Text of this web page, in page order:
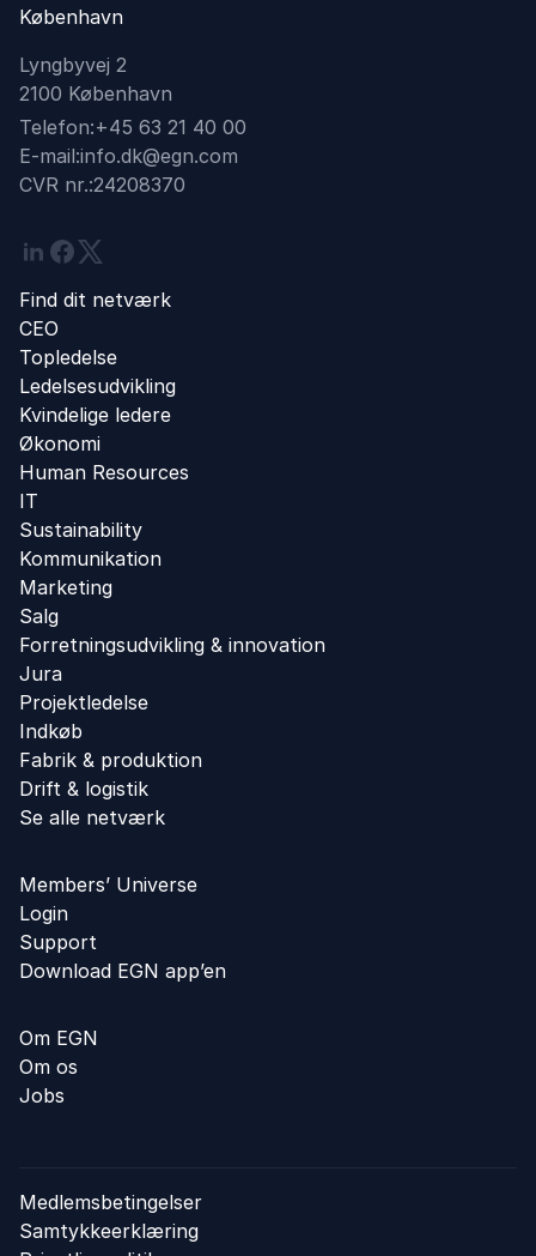
København
Lyngbyvej 2
2100 København
Telefon:+45 63 21 40 00
E-mail:info.dk@egn.com
CVR nr.:24208370
Linkedin
Facebook
Twitter
Find dit netværk
CEO
Topledelse
Ledelsesudvikling
Kvindelige ledere
Økonomi
Human Resources
IT
Sustainability
Kommunikation
Marketing
Salg
Forretningsudvikling ​& innovation​
Jura
Projektledelse
Indkøb
Fabrik & produktion
Drift & logistik
Se alle netværk
Members’ Universe
Login
Support
Download EGN app’en
Om EGN
Om os
Jobs
Medlemsbetingelser
Samtykkeerklæring